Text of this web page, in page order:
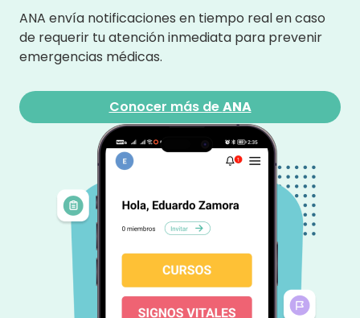
ANA envía notificaciones en tiempo real en caso
de requerir tu atención inmediata para prevenir
emergencias médicas.
Conocer más deANA